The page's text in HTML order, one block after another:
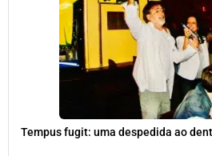
Tempus fugit: uma despedida ao